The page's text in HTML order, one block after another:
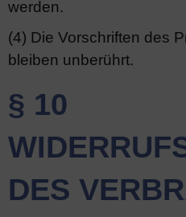
werden.
(4) Die Vorschriften des
bleiben unberührt.
§ 10
DES